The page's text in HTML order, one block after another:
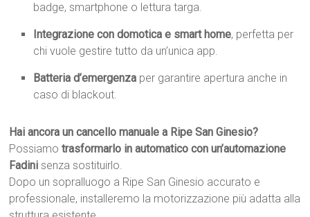
badge, smartphone o lettura targa.
Integrazione con domotica e smart home, perfetta per
chi vuole gestire tutto da un’unica app.
Batteria d’emergenza per garantire apertura anche in
caso di blackout.
Hai ancora un cancello manuale a Ripe San Ginesio?
Possiamotrasformarlo in automatico con un’automazione
Fadini senza sostituirlo.
Dopo un sopralluogo a Ripe San Ginesio accurato e
professionale, installeremo la motorizzazione più adatta alla